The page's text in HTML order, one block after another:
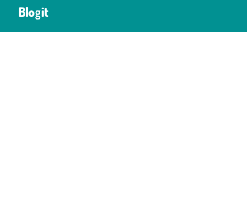
Blogit